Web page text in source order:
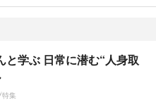
と学ぶ 日常に潜む“人身取
特集